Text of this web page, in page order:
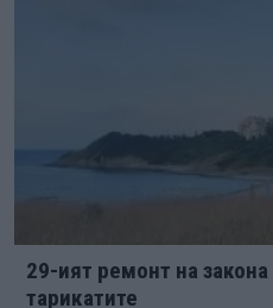
29-ият ремонт на
тарикатите